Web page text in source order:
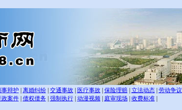
事辩护 离婚纠纷 交通事故 医疗事故 保险理赔 立法动态 劳动争议
政案件 债权债务 强制执行| 动漫视频| 庭审现场| 收费标准|